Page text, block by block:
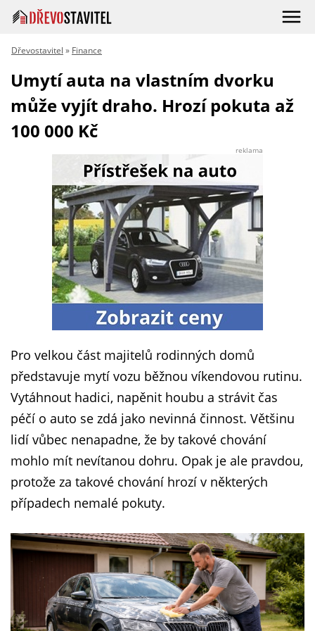
Dřevostavitel » Finance
Umytí auta na vlastním dvorku
může vyjít draho. Hrozí pokuta až
100 000 Kč
reklama
Pro velkou část majitelů rodinných domů
představuje mytí vozu běžnou víkendovou rutinu.
Vytáhnout hadici, napěnit houbu a strávit čas
péčí o auto se zdá jako nevinná činnost. Většinu
lidí vůbec nenapadne, že by takové chování
mohlo mít nevítanou dohru. Opak je ale pravdou,
protože za takové chování hrozí v některých
případech nemalé pokuty.